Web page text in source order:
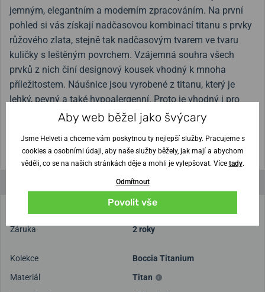
jemným, elegantním a moderním zpracováním. Na první
pohled si vás získají nadčasovou kombinací titanu s prvky
růžového zlata, stejně tak nadčasovým tvarem ve tvaru
kuličky s leštěným povrchem. Vzájemná souhra všech
prvků z nich činí designový kousek vhodný k mnoha
příležitostem. Náušnice jsou vyrobené z titanu, který je
lehký, pevný a také hypoalergenní. Proto je vhodný i pro
osoby se zvýšenou citlivostí na kovy.
Velikost: 5,5 mm
Záruka
2 roky
Kolekce
Boccia Titanium
Materiál
Titan
Aby web běžel jako švýcary
Jsme Helveti a chceme vám poskytnou ty nejlepší služby. Pracujeme s
cookies a osobními údaji, aby naše služby běžely, jak mají a abychom
věděli, co se na našich stránkách děje a mohli je vylepšovat. Více tady.
Odmítnout
Povolit vše